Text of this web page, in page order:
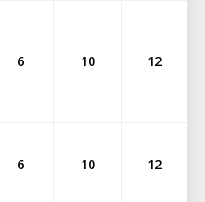
6 10 12
6 10 12